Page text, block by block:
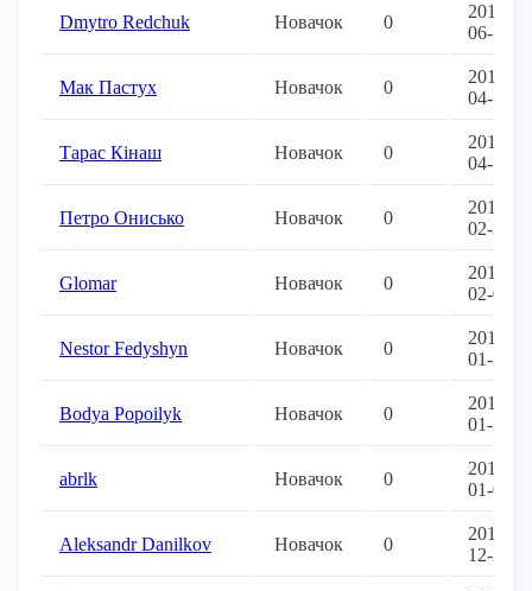
Dmytro Redchuk Новачок 0
2018-
06-13
Мак Пастух Новачок 0
2018-
04-14
Тарас Кінаш Новачок 0
2018-
04-14
Петро Онисько Новачок 0
2018-
02-27
Glomar Новачок 0
2018-
02-04
Nestor Fedyshyn Новачок 0
2018-
01-28
Bodya Popoilyk Новачок 0
2018-
01-27
abrlk Новачок 0
2018-
01-05
Aleksandr Danilkov Новачок 0
2017-
12-29